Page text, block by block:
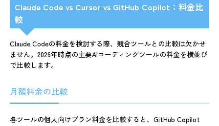
Claude Code vs Cursor vs GitHub Copilot：料金比
較
Claude Codeの料金を検討する際、競合ツールとの比較は欠かせ
ません。2026年時点の主要AIコーディングツールの料金を横並び
で比較します。
月額料金の比較
各ツールの個人向けプラン料金を比較すると、GitHub Copilot